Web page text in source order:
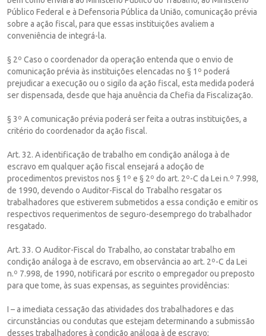
Público Federal e à Defensoria Pública da União, comunicação prévia
sobre a ação fiscal, para que essas instituições avaliem a
conveniência de integrá-la.
§ 2º Caso o coordenador da operação entenda que o envio de
comunicação prévia às instituições elencadas no § 1º poderá
prejudicar a execução ou o sigilo da ação fiscal, esta medida poderá
ser dispensada, desde que haja anuência da Chefia da Fiscalização.
§ 3º A comunicação prévia poderá ser feita a outras instituições, a
critério do coordenador da ação fiscal.
Art. 32. A identificação de trabalho em condição análoga à de
escravo em qualquer ação fiscal ensejará a adoção de
procedimentos previstos nos § 1º e § 2º do art. 2º-C da Lei n.º 7.998,
de 1990, devendo o Auditor-Fiscal do Trabalho resgatar os
trabalhadores que estiverem submetidos a essa condição e emitir os
respectivos requerimentos de seguro-desemprego do trabalhador
resgatado.
Art. 33. O Auditor-Fiscal do Trabalho, ao constatar trabalho em
condição análoga à de escravo, em observância ao art. 2º-C da Lei
n.º 7.998, de 1990, notificará por escrito o empregador ou preposto
para que tome, às suas expensas, as seguintes providências:
I – a imediata cessação das atividades dos trabalhadores e das
circunstâncias ou condutas que estejam determinando a submissão
desses trabalhadores à condição análoga à de escravo;